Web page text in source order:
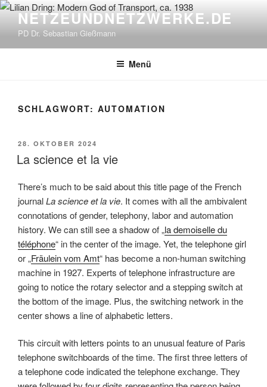
Zum
springen
NETZEUNDNETZWERKE.DE
PD Dr. Sebastian Gießmann
Menü
SCHLAGWORT: AUTOMATION
VERÖFFENTLICHT
AM
28. OKTOBER 2024
La science et la vie
There’s much to be said about this title page of the French
journalLa science et la vie. It comes with all the ambivalent
connotations of gender, telephony, labor and automation
history. We can still see a shadow of „la demoiselle du
téléphone“ in the center of the image. Yet, the telephone girl
or „Fräulein vom Amt“ has become a non-human switching
machine in 1927. Experts of telephone infrastructure are
going to notice the rotary selector and a stepping switch at
the bottom of the image. Plus, the switching network in the
center shows a line of alphabetic letters.
This circuit with letters points to an unusual feature of Paris
telephone switchboards of the time. The first three letters of
a telephone code indicated the telephone exchange. They